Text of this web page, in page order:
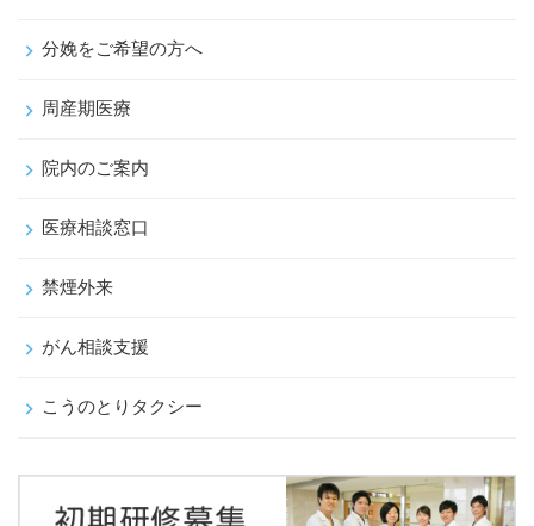
分娩をご希望の方へ
周産期医療
院内のご案内
医療相談窓口
禁煙外来
がん相談支援
こうのとりタクシー